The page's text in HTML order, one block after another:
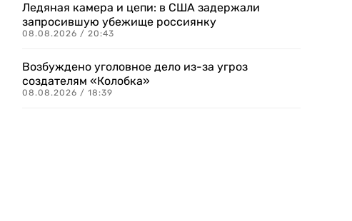
Ледяная камера и цепи: в США задержали
запросившую убежище россиянку
08.08.2026 / 20:43
Возбуждено уголовное дело из-за угроз
создателям «Колобка»
08.08.2026 / 18:39